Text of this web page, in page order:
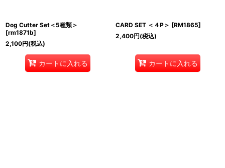
Dog Cutter Set＜5種類＞
[rm1871b]
2,100円(税込)
カートに入れる
CARD SET ＜４P＞ [RM1865]
2,400円(税込)
カートに入れる